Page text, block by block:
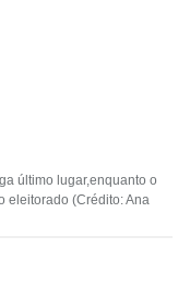
último lugar,enquanto o
eleitorado (Crédito: Ana